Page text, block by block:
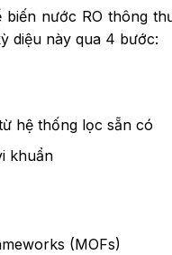
nước RO thông
diệu này qua 4 bước:
hệ thống lọc sẵn có
khuẩn
(MOFs)